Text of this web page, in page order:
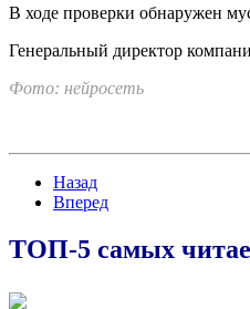
В ходе проверки обнаружен
Генеральный директор
Фото: нейросеть
Назад
Вперед
ТОП-5 самых